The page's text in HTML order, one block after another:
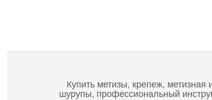
Купить метизы, крепеж,
шурупы, профессиональный